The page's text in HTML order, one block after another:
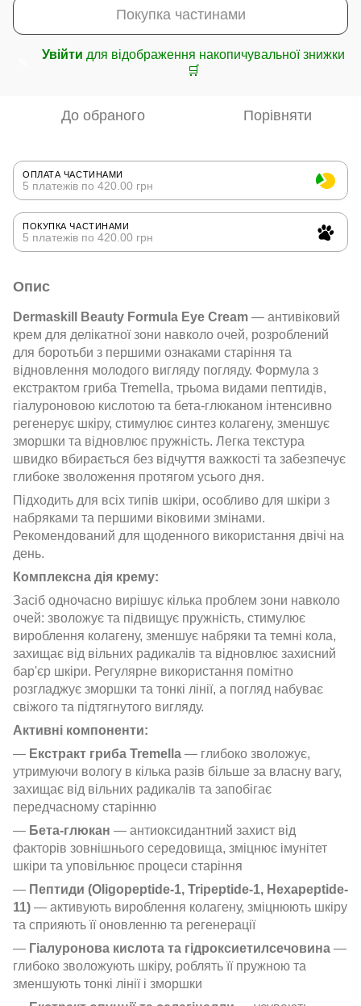
Покупка частинами
Увійти для відображення накопичувальної знижки
🛒
До обраного Порівняти
ОПЛАТА ЧАСТИНАМИ
5 платежів по 420.00 грн
ПОКУПКА ЧАСТИНАМИ
5 платежів по 420.00 грн
Опис
Dermaskill Beauty Formula Eye Cream — антивіковий
крем для делікатної зони навколо очей, розроблений
для боротьби з першими ознаками старіння та
відновлення молодого вигляду погляду. Формула з
екстрактом гриба Tremella, трьома видами пептидів,
гіалуроновою кислотою та бета-глюканом інтенсивно
регенерує шкіру, стимулює синтез колагену, зменшує
зморшки та відновлює пружність. Легка текстура
швидко вбирається без відчуття важкості та забезпечує
глибоке зволоження протягом усього дня.
Підходить для всіх типів шкіри, особливо для шкіри з
набряками та першими віковими змінами.
Рекомендований для щоденного використання двічі на
день.
Комплексна дія крему:
Засіб одночасно вирішує кілька проблем зони навколо
очей: зволожує та підвищує пружність, стимулює
вироблення колагену, зменшує набряки та темні кола,
захищає від вільних радикалів та відновлює захисний
бар'єр шкіри. Регулярне використання помітно
розгладжує зморшки та тонкі лінії, а погляд набуває
свіжого та підтягнутого вигляду.
Активні компоненти:
— Екстракт гриба Tremella — глибоко зволожує,
утримуючи вологу в кілька разів більше за власну вагу,
захищає від вільних радикалів та запобігає
передчасному старінню
— Бета-глюкан — антиоксидантний захист від
факторів зовнішнього середовища, зміцнює імунітет
шкіри та уповільнює процеси старіння
— Пептиди (Oligopeptide-1, Tripeptide-1, Hexapeptide-
11) — активують вироблення колагену, зміцнюють шкіру
та сприяють її оновленню та регенерації
— Гіалуронова кислота та гідроксиетилсечовина —
глибоко зволожують шкіру, роблять її пружною та
зменшують тонкі лінії і зморшки